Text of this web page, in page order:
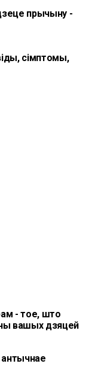
прычыну -
сімптомы,
- тое, што
вашых дзяцей